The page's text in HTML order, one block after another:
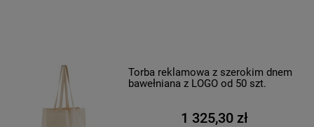
Torba reklamowa z szerokim dnem
bawełniana z LOGO od 50 szt.
1 325,30 zł